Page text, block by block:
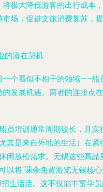
极大降低游客的出行成本，
场，促进文旅消费复苏，提
的潜在契机
一个看似不相干的领域——船
的发展机遇。两者的连接点在
船员培训通常周期较长，且实
其是来自外地的生活）在紧
闲放松需求。无锡这些高品
以将“课余免费游览无锡核
生活活。这不仅能丰富学